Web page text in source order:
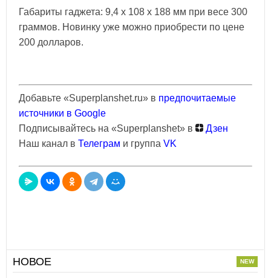
Габариты гаджета: 9,4 x 108 x 188 мм при весе 300
граммов. Новинку уже можно приобрести по цене
200 долларов.
Добавьте «Superplanshet.ru» в предпочитаемые
источники в Google
Подписывайтесь на «Superplanshet» в
Дзен
Наш канал в Телеграм и группа VK
НОВОЕ